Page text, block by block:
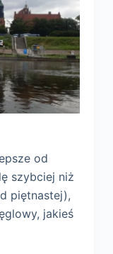
od
szybciej niż
piętnastej),
jakieś